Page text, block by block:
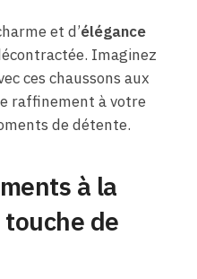
et d’élégance
Imaginez
ces chaussons aux
raffinement à votre
de détente.
à la
de